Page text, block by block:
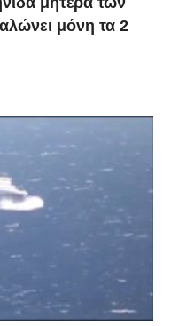
μόνη τα 2